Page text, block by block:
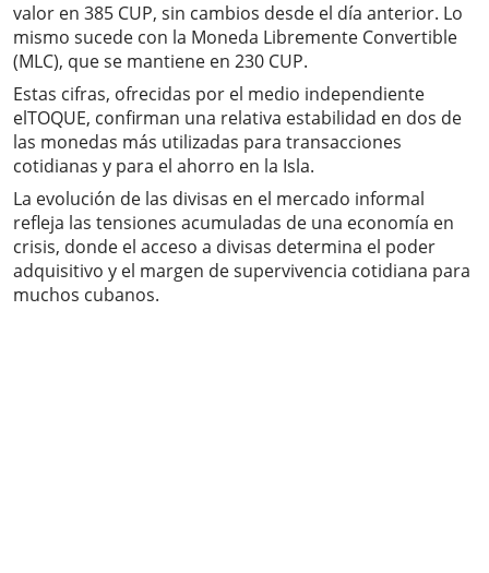
valor en 385 CUP, sin cambios desde el día anterior. Lo
mismo sucede con la Moneda Libremente Convertible
(MLC), que se mantiene en 230 CUP.
Estas cifras, ofrecidas por el medio independiente
elTOQUE, confirman una relativa estabilidad en dos de
las monedas más utilizadas para transacciones
cotidianas y para el ahorro en la Isla.
La evolución de las divisas en el mercado informal
refleja las tensiones acumuladas de una economía en
crisis, donde el acceso a divisas determina el poder
adquisitivo y el margen de supervivencia cotidiana para
muchos cubanos.